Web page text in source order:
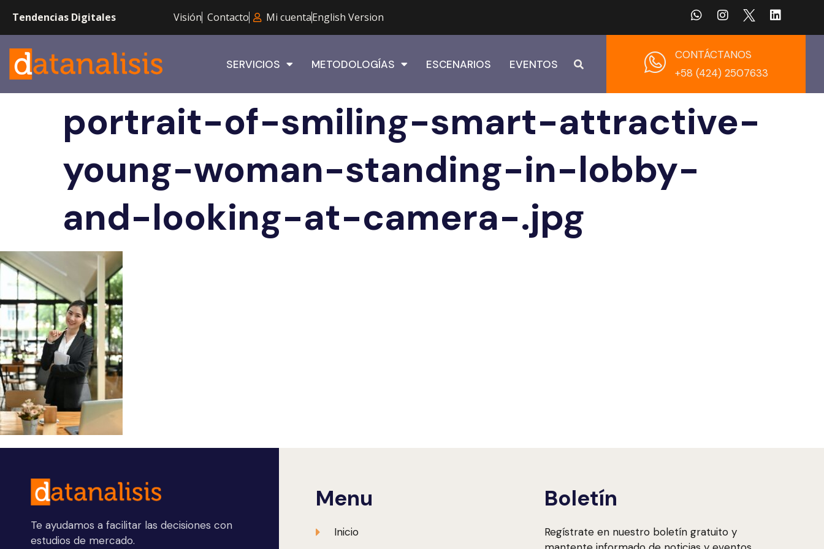
Tendencias Digitales Visión Contacto Mi cuentaEnglish Version
SERVICIOS METODOLOGÍAS ESCENARIOS EVENTOS
CONTÁCTANOS
+58 (424) 2507633
portrait-of-smiling-smart-attractive-
young-woman-standing-in-lobby-
and-looking-at-camera-.jpg
Te ayudamos a facilitar las decisiones con
estudios de mercado.
Menu
Inicio
Boletín
Regístrate en nuestro boletín gratuito y